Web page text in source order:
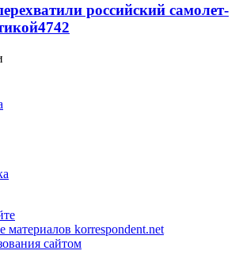
российский самолет-
4742
материалов korrespondent.net
сайтом